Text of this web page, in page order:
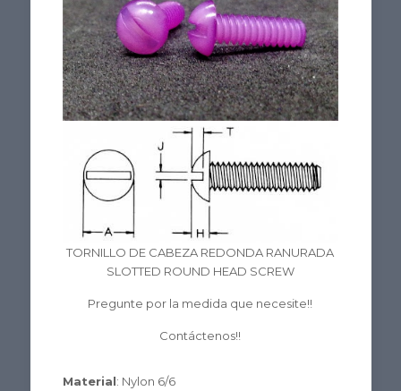
TORNILLO DE CABEZA REDONDA RANURADA
SLOTTED ROUND HEAD SCREW
Pregunte por la medida que necesite!!
Contáctenos!!
Material: Nylon 6/6